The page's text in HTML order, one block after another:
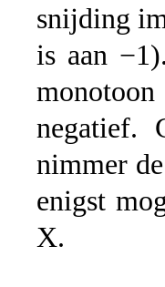
snijding
is aan
negatief.
nimmer
enigst
X.